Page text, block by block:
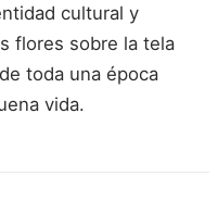
cultural y
flores sobre la tela
toda una época
vida.